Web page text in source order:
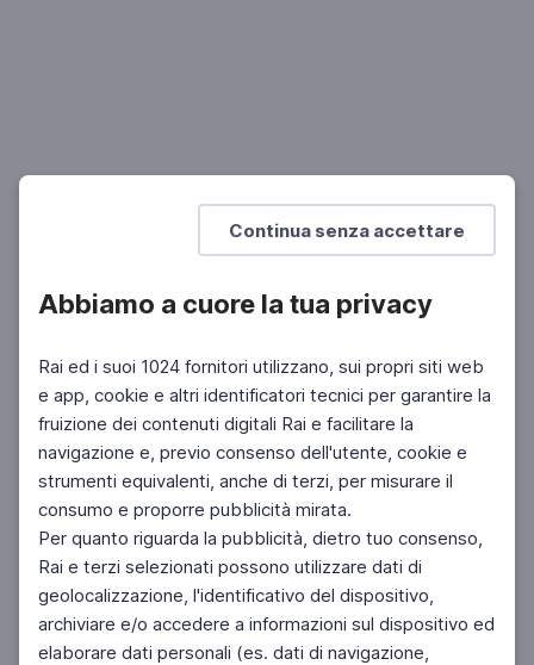
Continua senza accettare
Abbiamo a cuore la tua privacy
Rai ed i suoi 1024 fornitori utilizzano, sui propri siti web
e app, cookie e altri identificatori tecnici per garantire la
fruizione dei contenuti digitali Rai e facilitare la
navigazione e, previo consenso dell'utente, cookie e
strumenti equivalenti, anche di terzi, per misurare il
consumo e proporre pubblicità mirata.
Per quanto riguarda la pubblicità, dietro tuo consenso,
Rai e terzi selezionati possono utilizzare dati di
geolocalizzazione, l'identificativo del dispositivo,
archiviare e/o accedere a informazioni sul dispositivo ed
elaborare dati personali (es. dati di navigazione,
spiritualità
Inaugurazione del 102° Festival dell'Opera
Facebook Instagram Twitter